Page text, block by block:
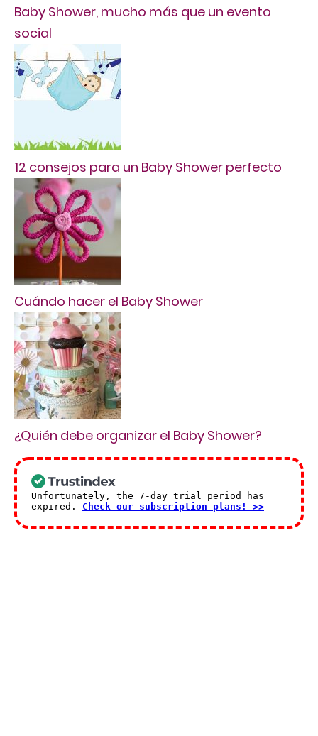
Baby Shower, mucho más que un evento
social
12 consejos para un Baby Shower perfecto
Cuándo hacer el Baby Shower
¿Quién debe organizar el Baby Shower?